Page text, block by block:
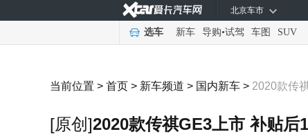
北京车市
选车 新车 导购•试驾 车图 SUV
当前位置 > 首页 > 新车频道 > 国内新车 > 2020款传
[原创]2020款传祺GE3上市 补贴后